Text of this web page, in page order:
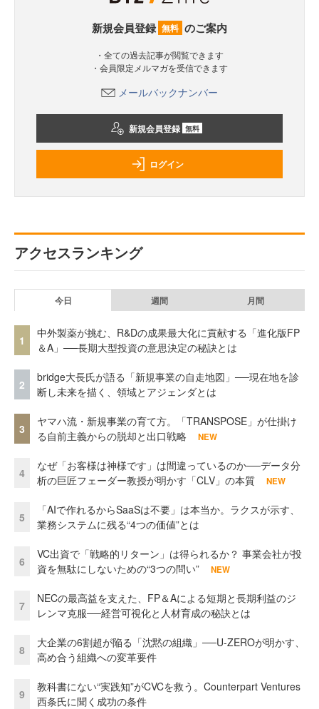
新規会員登録 無料 のご案内
・全ての過去記事が閲覧できます
・会員限定メルマガを受信できます
メールバックナンバー
新規会員登録 無料
ログイン
アクセスランキング
今日 週間 月間
1
中外製薬が挑む、R&Dの成果最大化に貢献する「進化版FP
＆A」──長期大型投資の意思決定の秘訣とは
2
bridge大長氏が語る「新規事業の自走地図」──現在地を診
断し未来を描く、領域とアジェンダとは
3
ヤマハ流・新規事業の育て方。「TRANSPOSE」が仕掛け
る自前主義からの脱却と出口戦略
NEW
4
なぜ「お客様は神様です」は間違っているのか──データ分
析の巨匠フェーダー教授が明かす「CLV」の本質
NEW
5
「AIで作れるからSaaSは不要」は本当か。ラクスが示す、
業務システムに残る“4つの価値”とは
6
VC出資で「戦略的リターン」は得られるか？ 事業会社が投
資を無駄にしないための“3つの問い”
NEW
7
NECの最高益を支えた、FP＆Aによる短期と長期利益のジ
レンマ克服──経営可視化と人材育成の秘訣とは
8
大企業の6割超が陥る「沈黙の組織」──U-ZEROが明かす、
高め合う組織への変革要件
9
教科書にない“実践知”がCVCを救う。Counterpart Ventures
西条氏に聞く成功の条件